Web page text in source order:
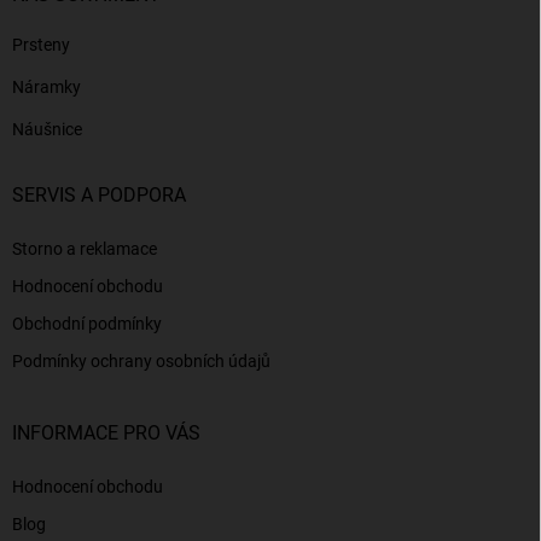
Prsteny
Náramky
Náušnice
SERVIS A PODPORA
Storno a reklamace
Hodnocení obchodu
Obchodní podmínky
Podmínky ochrany osobních údajů
INFORMACE PRO VÁS
Hodnocení obchodu
Blog